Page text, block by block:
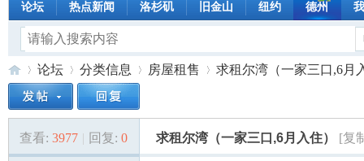
论坛 热点新闻 洛杉矶 旧金山 纽约 德州
美»
论坛
›
分类信息 房屋租售
›
求租尔湾（一家三口,6月
查看: 3977 | 回复: 0 求租尔湾（一家三口,6月入住） [复